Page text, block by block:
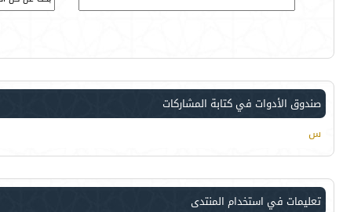
صندوق الأدوات في كتابة المشاركات
س
تعليمات في استخدام المنتدى